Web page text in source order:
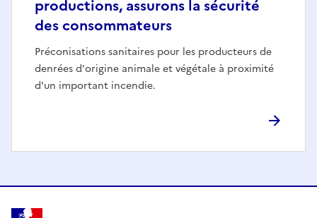
productions, assurons la sécurité
des consommateurs
Préconisations sanitaires pour les producteurs de
denrées d'origine animale et végétale à proximité
d'un important incendie.